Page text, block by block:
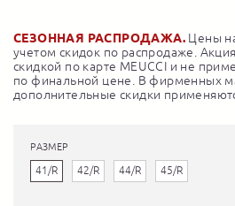
СЕЗОННАЯ РАСПРОДАЖА. Цены
учетом скидок по распродаже.
скидкой по карте MEUCCI и не
по финальной цене. В фирменных
дополнительные скидки
РАЗМЕР
41/R 42/R 44/R 45/R